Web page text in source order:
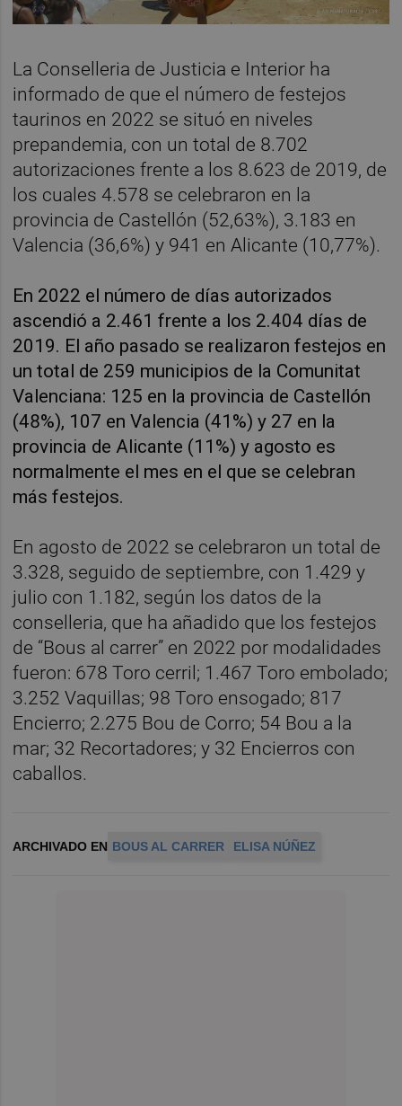
La Conselleria de Justicia e Interior ha
informado de que el número de festejos
taurinos en 2022 se situó en niveles
prepandemia, con un total de 8.702
autorizaciones frente a los 8.623 de 2019, de
los cuales 4.578 se celebraron en la
provincia de Castellón (52,63%), 3.183 en
Valencia (36,6%) y 941 en Alicante (10,77%).
En 2022 el número de días autorizados
ascendió a 2.461 frente a los 2.404 días de
2019. El año pasado se realizaron festejos en
un total de 259 municipios de la Comunitat
Valenciana: 125 en la provincia de Castellón
(48%), 107 en Valencia (41%) y 27 en la
provincia de Alicante (11%) y agosto es
normalmente el mes en el que se celebran
más festejos.
En agosto de 2022 se celebraron un total de
3.328, seguido de septiembre, con 1.429 y
julio con 1.182, según los datos de la
conselleria, que ha añadido que los festejos
de “Bous al carrer” en 2022 por modalidades
fueron: 678 Toro cerril; 1.467 Toro embolado;
3.252 Vaquillas; 98 Toro ensogado; 817
Encierro; 2.275 Bou de Corro; 54 Bou a la
mar; 32 Recortadores; y 32 Encierros con
caballos.
ARCHIVADO EN BOUS AL CARRER ELISA NÚÑEZ